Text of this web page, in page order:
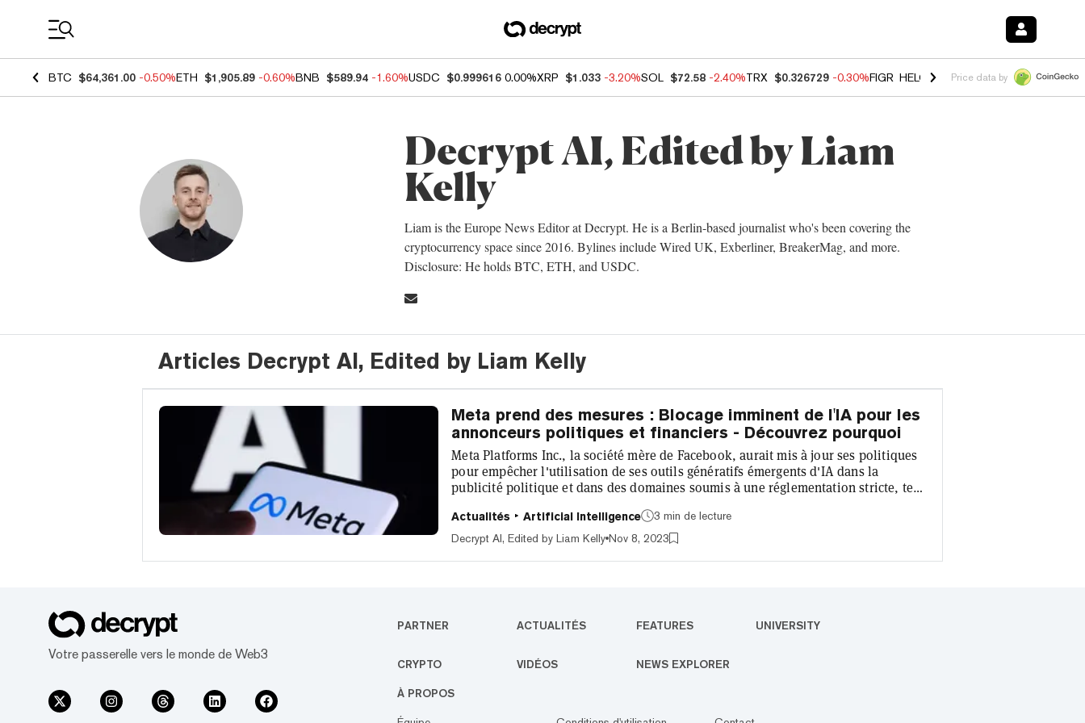
BTC $64,361.00 -0.50%ETH $1,905.89 -0.60%BNB $589.94 -1.60%USDC $0.999616 0.00%XRP $1.033 -3.20%SOL $72.58 -2.40%TRX $0.326729 -0.30%FIGR_HELOC $1.02 -2.00% HYPE $56.14
Price data by
Decrypt AI, Edited by Liam
Kelly
Liam is the Europe News Editor at Decrypt. He is a Berlin-based journalist who's been covering the
cryptocurrency space since 2016. Bylines include Wired UK, Exberliner, BreakerMag, and more.
Disclosure: He holds BTC, ETH, and USDC.
Articles Decrypt AI, Edited by Liam Kelly
Meta prend des mesures : Blocage imminent de l'IA pour les
annonceurs politiques et financiers - Découvrez pourquoi
Meta Platforms Inc., la société mère de Facebook, aurait mis à jour ses politiques
pour empêcher l'utilisation de ses outils génératifs émergents d'IA dans la
publicité politique et dans des domaines soumis à une réglementation stricte, tels
Cette mesure reflète les préoccupations croissantes concernant le potentiel de l'IA
à diffuser de fausses informations, notamment à mesure que les campagnes
Actualités Artificial Intelligence
3 min de lecture
Decrypt AI, Edited by Liam Kelly Nov 8, 2023
Votre passerelle vers le monde de Web3
PARTNER ACTUALITÉS FEATURES UNIVERSITY
CRYPTO VIDÉOS NEWS EXPLORER
À PROPOS